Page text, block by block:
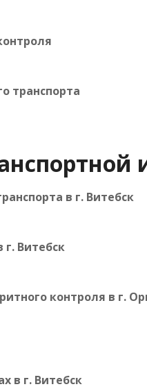
транспорта
в г. Витебск
Витебск
контроля в г.
в г. Витебск